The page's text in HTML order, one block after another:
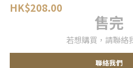
HK$208.00
售完
若想購買，請聯絡
聯絡我們